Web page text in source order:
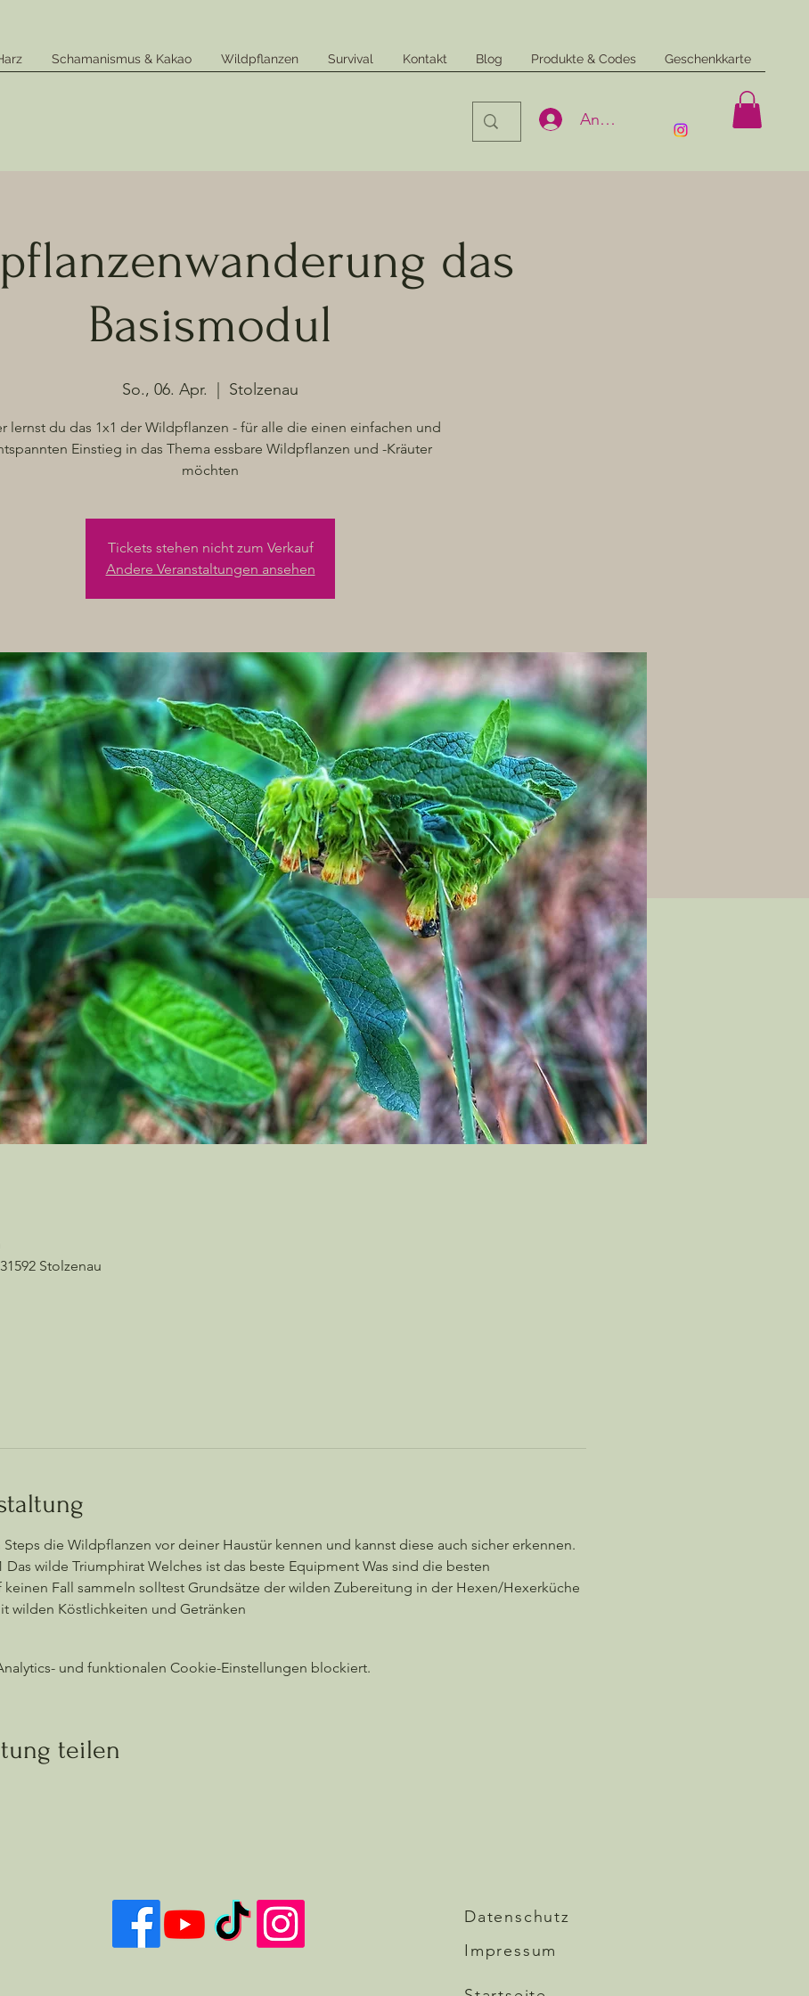
Schamanismus & Kakao Wildpflanzen Survival Kontakt Blog Produkte & Codes Geschenkkarte
Anmelden
das
Basismodul
So., 06. Apr. Stolzenau
lernst du das 1x1 der Wildpflanzen - für alle die einen einfachen und
Einstieg in das Thema essbare Wildpflanzen und -Kräuter
möchten
Tickets stehen nicht zum Verkauf
Andere Veranstaltungen ansehen
Stolzenau
die Wildpflanzen vor deiner Haustür kennen und kannst diese auch sicher erkennen.
Das wilde Triumphirat Welches ist das beste Equipment Was sind die besten
keinen Fall sammeln solltest Grundsätze der wilden Zubereitung in der Hexen/Hexerküche
wilden Köstlichkeiten und Getränken
und funktionalen Cookie-Einstellungen blockiert.
teilen
Datenschutz
Impressum